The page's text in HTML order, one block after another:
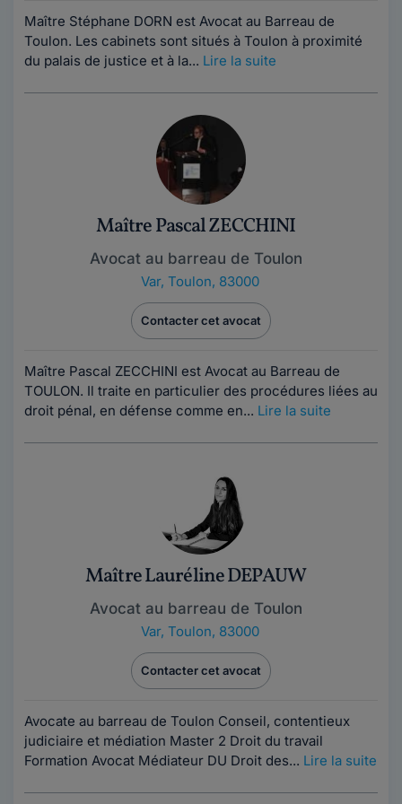
Maître Stéphane DORN est Avocat au Barreau de
Toulon. Les cabinets sont situés à Toulon à proximité
du palais de justice et à la... Lire la suite
Maître Pascal ZECCHINI
Avocat au barreau de Toulon
Var, Toulon, 83000
Contacter cet avocat
Maître Pascal ZECCHINI est Avocat au Barreau de
TOULON. Il traite en particulier des procédures liées au
droit pénal, en défense comme en... Lire la suite
Maître Lauréline DEPAUW
Avocat au barreau de Toulon
Var, Toulon, 83000
Contacter cet avocat
Avocate au barreau de Toulon Conseil, contentieux
judiciaire et médiation Master 2 Droit du travail
Formation Avocat Médiateur DU Droit des... Lire la suite